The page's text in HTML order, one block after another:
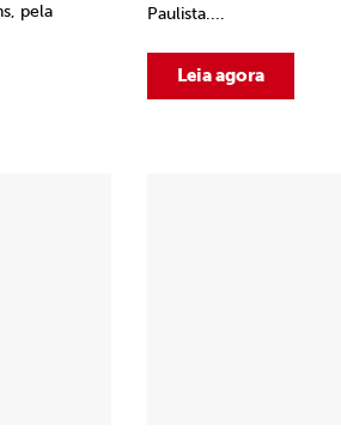
pela
Paulista....
Leia agora